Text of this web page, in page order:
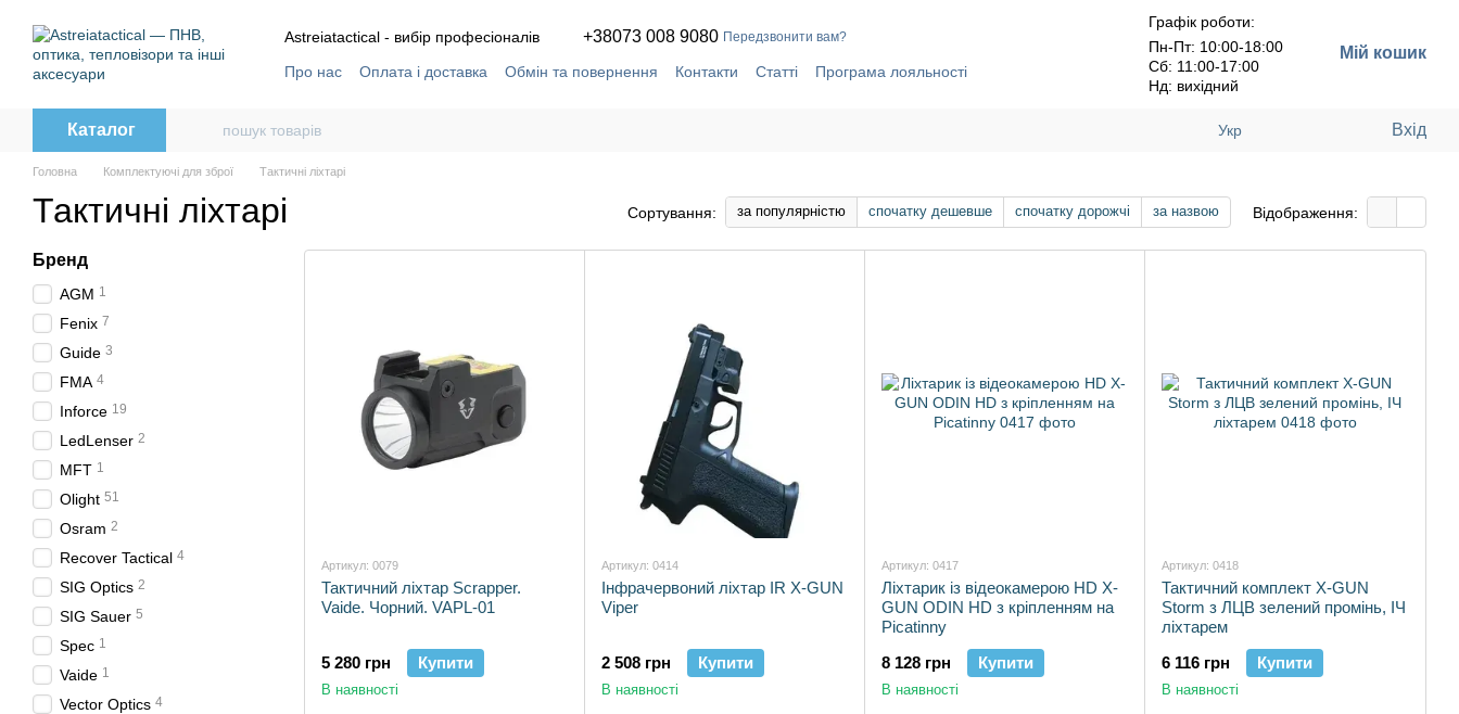
Astreiatactical - вибір професіоналів
+38073 008 9080 Передзвонити вам?
Про нас Оплата і доставка Обмін та повернення Контакти Статті
Програма лояльності
Графік роботи:
Пн-Пт: 10:00-18:00
Сб: 11:00-17:00
Нд: вихідний
Мій кошик
Каталог Укр Вхід
Головна Комплектуючі для зброї Тактичні ліхтарі
Тактичні ліхтарі Сортування: за популярністю спочатку дешевше спочатку дорожчі за назвою Відображення:
Артикул: 0079
Тактичний ліхтар Scrapper.
Vaide. Чорний. VAPL-01
5 280 грн Купити
В наявності
Артикул: 0414
Інфрачервоний ліхтар IR X-GUN
Viper
2 508 грн Купити
В наявності
Артикул: 0417
Ліхтарик із відеокамерою HD X-
GUN ODIN HD з кріпленням на
Picatinny
8 128 грн
Купити
В наявності
Артикул: 0418
Тактичний комплект X-GUN
Storm з ЛЦВ зелений промінь, ІЧ
ліхтарем
6 116 грн
Купити
В наявності
Бренд
AGM 1
Fenix 7
Guide 3
FMA 4
Inforce 19
LedLenser 2
MFT 1
Olight 51
Osram 2
Recover Tactical 4
SIG Optics 2
SIG Sauer 5
Spec 1
Vaide 1
Vector Optics 4